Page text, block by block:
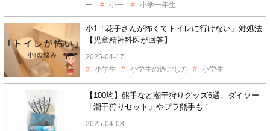
ー
小一 小学一年生
小1「花子さんが怖くてトイレに行けない」対処法
【児童精神科医が回答】
2025-04-17
小学生
小学生の過ごし方 小学生
【100均】熊手など潮干狩りグッズ6選。ダイソー
「潮干狩りセット」やプラ熊手も！
2025-04-08